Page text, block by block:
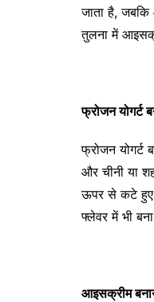
जाता है,
तुलना में
फ्रोजन योगर्ट
फ्रोजन
और चीनी या
ऊपर से कटे
फ्लेवर में भी
आइसक्रीम